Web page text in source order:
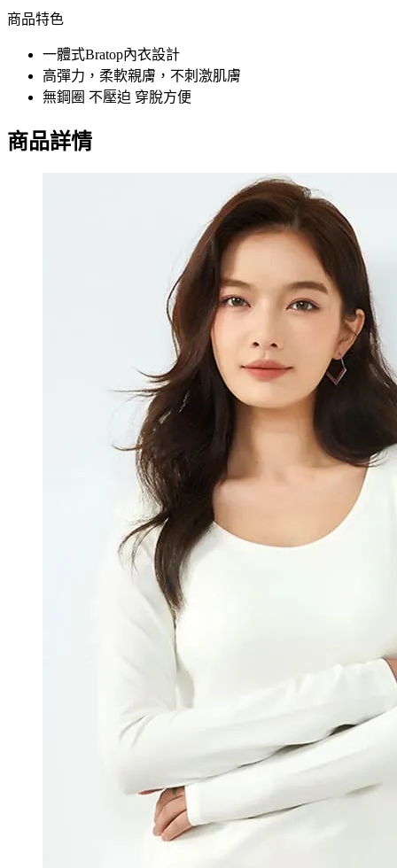
商品特色
一體式Bratop內衣設計
高彈力，柔軟親膚，不刺激肌膚
無鋼圈 不壓迫 穿脫方便
商品詳情